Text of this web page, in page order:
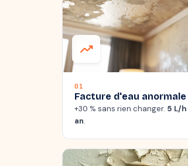
trending_up
01
Facture d'eau anormale
+30 % sans rien changer. 5 L/h
an.